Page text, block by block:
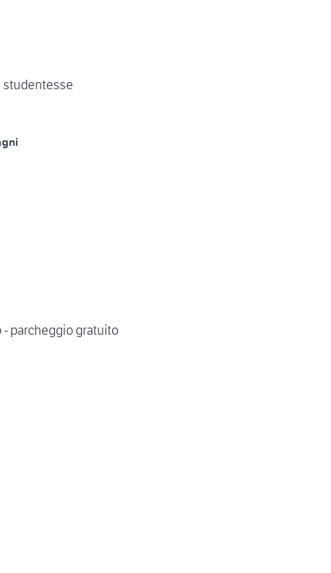
studentesse
- parcheggio gratuito